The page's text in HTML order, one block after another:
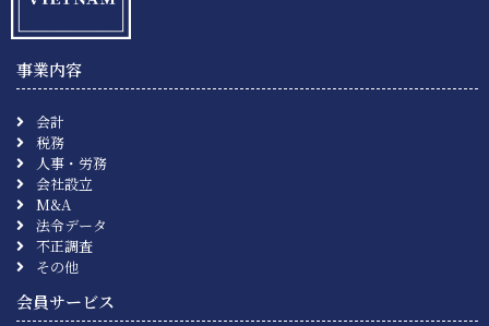
事業内容
会計
税務
人事・労務
会社設立
M&A
法令データ
不正調査
その他
会員サービス